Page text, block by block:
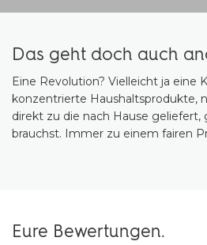
Das geht doch auch
Eine Revolution? Vielleicht ja eine
konzentrierte Haushaltsprodukte,
direkt zu die nach Hause geliefert,
brauchst. Immer zu einem fairen
Eure Bewertungen.